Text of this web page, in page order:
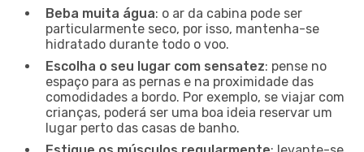
Beba muita água: o ar da cabina pode ser
particularmente seco, por isso, mantenha-se
hidratado durante todo o voo.
Escolha o seu lugar com sensatez: pense no
espaço para as pernas e na proximidade das
comodidades a bordo. Por exemplo, se viajar com
crianças, poderá ser uma boa ideia reservar um
lugar perto das casas de banho.